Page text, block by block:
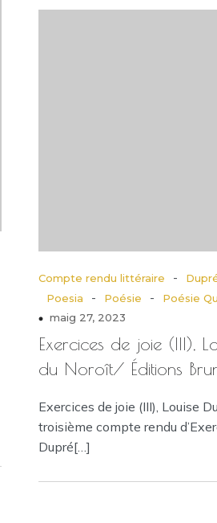
Compte rendu littéraire -
Poesia
- Poésie -
Poésie
maig 27, 2023
Exercices de joie (III),
du Noroît/ Éditions
Exercices de joie (III), Louise
troisième compte rendu
Dupré[…]